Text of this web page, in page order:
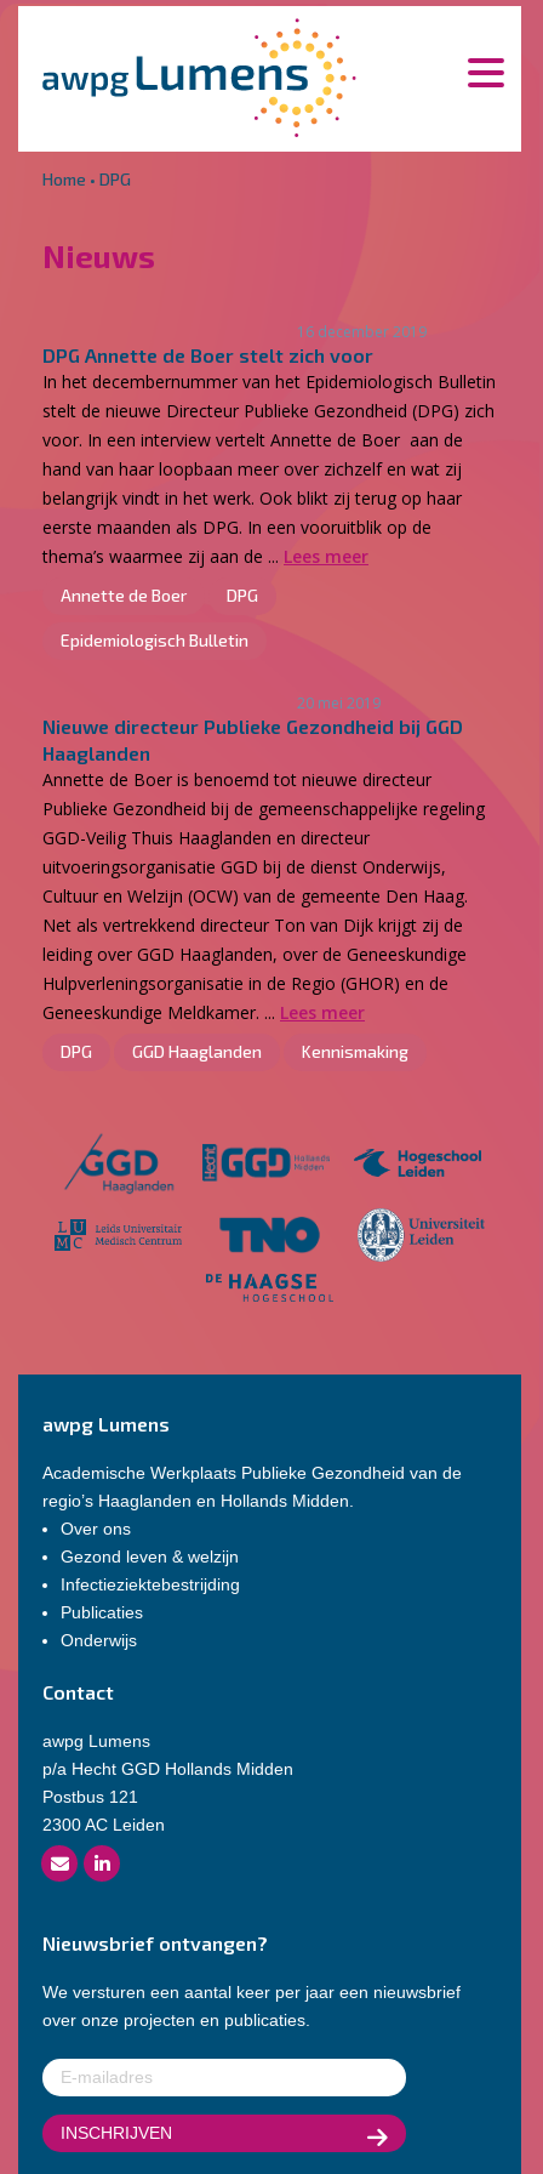
Home • DPG
Nieuws
16 december 2019
DPG Annette de Boer stelt zich voor
In het decembernummer van het Epidemiologisch Bulletin
stelt de nieuwe Directeur Publieke Gezondheid (DPG) zich
voor. In een interview vertelt Annette de Boer aan de
hand van haar loopbaan meer over zichzelf en wat zij
belangrijk vindt in het werk. Ook blikt zij terug op haar
eerste maanden als DPG. In een vooruitblik op de
thema’s waarmee zij aan de ... Lees meer
Annette de Boer DPG
Epidemiologisch Bulletin
20 mei 2019
Nieuwe directeur Publieke Gezondheid bij GGD
Haaglanden
Annette de Boer is benoemd tot nieuwe directeur
Publieke Gezondheid bij de gemeenschappelijke regeling
GGD-Veilig Thuis Haaglanden en directeur
uitvoeringsorganisatie GGD bij de dienst Onderwijs,
Cultuur en Welzijn (OCW) van de gemeente Den Haag.
Net als vertrekkend directeur Ton van Dijk krijgt zij de
leiding over GGD Haaglanden, over de Geneeskundige
Hulpverleningsorganisatie in de Regio (GHOR) en de
Geneeskundige Meldkamer. ... Lees meer
DPG GGD Haaglanden Kennismaking
awpg Lumens
Academische Werkplaats Publieke Gezondheid van de
regio’s Haaglanden en Hollands Midden.
Over ons
Gezond leven & welzijn
Infectieziektebestrijding
Publicaties
Onderwijs
Contact
awpg Lumens
p/a Hecht GGD Hollands Midden
Postbus 121
2300 AC Leiden
Nieuwsbrief ontvangen?
We versturen een aantal keer per jaar een nieuwsbrief
over onze projecten en publicaties.
E-
mailadres(Vereist)